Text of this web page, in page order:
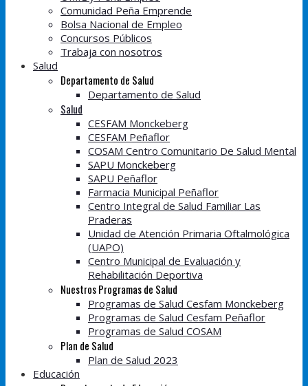
Comunidad Peña Emprende
Bolsa Nacional de Empleo
Concursos Públicos
Trabaja con nosotros
Salud
Departamento de Salud
Departamento de Salud
Salud
CESFAM Monckeberg
CESFAM Peñaflor
COSAM Centro Comunitario De Salud Mental
SAPU Monckeberg
SAPU Peñaflor
Farmacia Municipal Peñaflor
Centro Integral de Salud Familiar Las
Praderas
Unidad de Atención Primaria Oftalmológica
(UAPO)
Centro Municipal de Evaluación y
Rehabilitación Deportiva
Nuestros Programas de Salud
Programas de Salud Cesfam Monckeberg
Programas de Salud Cesfam Peñaflor
Programas de Salud COSAM
Plan de Salud
Plan de Salud 2023
Educación